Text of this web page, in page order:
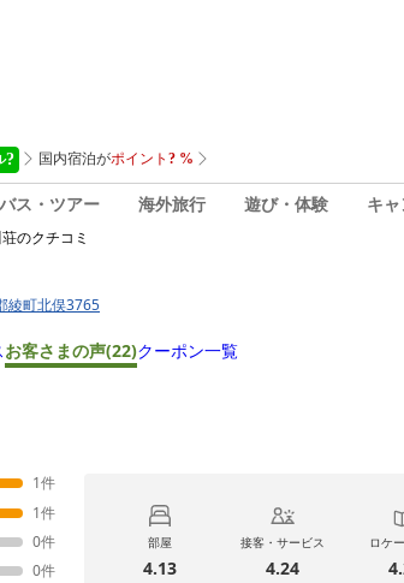
ス・ツアー 海外旅行 遊び・体験 キ
のクチコミ
綾町北俣3765
お客さまの声(22)クーポン一覧
1件
1件
0件
0件
部屋
4.13
接客・サービス
4.24
ロケ